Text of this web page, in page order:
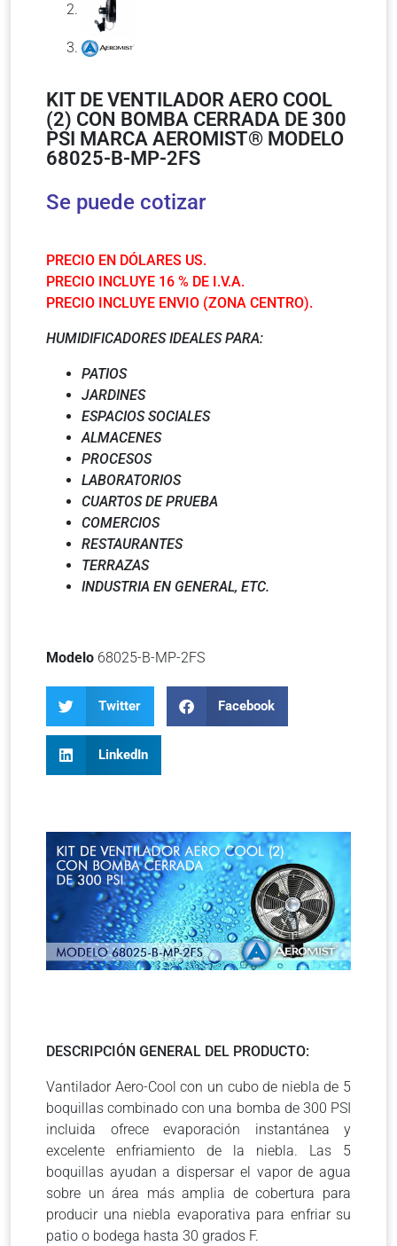
KIT DE VENTILADOR AERO COOL
(2) CON BOMBA CERRADA DE 300
PSI MARCA AEROMIST® MODELO
68025-B-MP-2FS
Se puede cotizar
PRECIO EN DÓLARES US.
PRECIO INCLUYE 16 % DE I.V.A.
PRECIO INCLUYE ENVIO (ZONA CENTRO).
HUMIDIFICADORES IDEALES PARA:
PATIOS
JARDINES
ESPACIOS SOCIALES
ALMACENES
PROCESOS
LABORATORIOS
CUARTOS DE PRUEBA
COMERCIOS
RESTAURANTES
TERRAZAS
INDUSTRIA EN GENERAL, ETC.
Modelo 68025-B-MP-2FS
Twitter Facebook
LinkedIn
DESCRIPCIÓN GENERAL DEL PRODUCTO:
Vantilador Aero-Cool con un cubo de niebla de 5
boquillas combinado con una bomba de 300 PSI
incluida ofrece evaporación instantánea y
excelente enfriamiento de la niebla. Las 5
boquillas ayudan a dispersar el vapor de agua
sobre un área más amplia de cobertura para
producir una niebla evaporativa para enfriar su
patio o bodega hasta 30 grados F.